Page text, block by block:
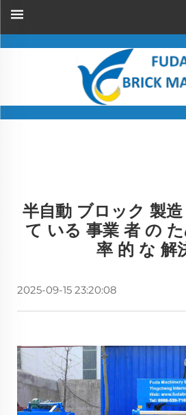
半自動 ブロック 製
て いる 事業 者 の
率 的 な 解
2025-09-15 23:20:08